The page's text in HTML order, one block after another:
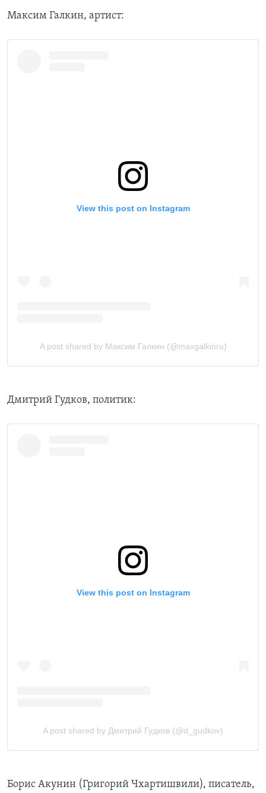
Максим Галкин, артист:
Дмитрий Гудков, политик:
Борис Акунин (Григорий Чхартишвили), писатель,